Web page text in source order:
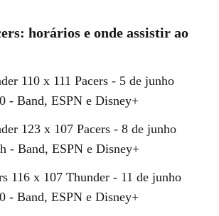
horários e onde assistir ao
110 x 111 Pacers - 5 de junho
- Band, ESPN e Disney+
123 x 107 Pacers - 8 de junho
- Band, ESPN e Disney+
116 x 107 Thunder - 11 de junho
- Band, ESPN e Disney+